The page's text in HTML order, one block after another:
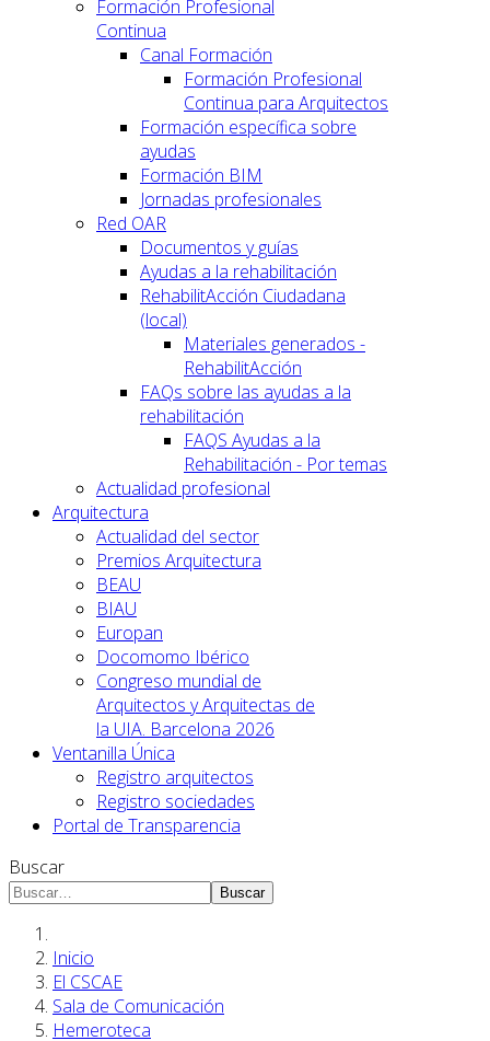
Formación Profesional
Continua
Canal Formación
Formación Profesional
Continua para Arquitectos
Formación específica sobre
ayudas
Formación BIM
Jornadas profesionales
Red OAR
Documentos y guías
Ayudas a la rehabilitación
RehabilitAcción Ciudadana
(local)
Materiales generados -
RehabilitAcción
FAQs sobre las ayudas a la
rehabilitación
FAQS Ayudas a la
Rehabilitación - Por temas
Actualidad profesional
Arquitectura
Actualidad del sector
Premios Arquitectura
BEAU
BIAU
Europan
Docomomo Ibérico
Congreso mundial de
Arquitectos y Arquitectas de
la UIA. Barcelona 2026
Ventanilla Única
Registro arquitectos
Registro sociedades
Portal de Transparencia
Buscar
Buscar
Inicio
El CSCAE
Sala de Comunicación
Hemeroteca